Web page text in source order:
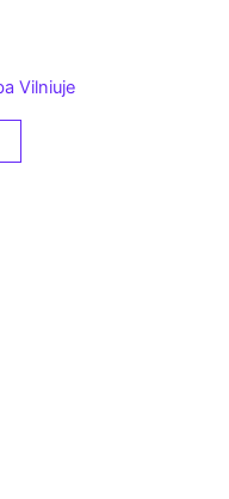
Vilniuje